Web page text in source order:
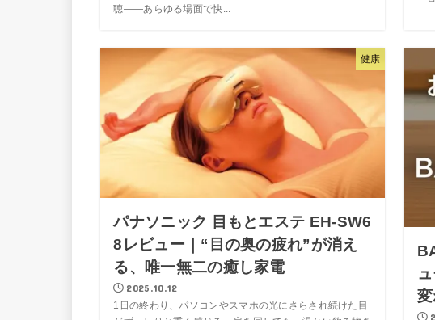
聴――あらゆる場面で快...
健康
パナソニック 目もとエステ EH-SW6
8レビュー｜“目の奥の疲れ”が消え
る、唯一無二の癒し家電
2025.10.12
1日の終わり、パソコンやスマホの光にさらされ続けた目